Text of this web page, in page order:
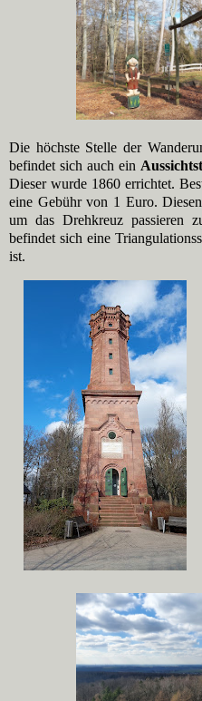
Die höchste Stelle der
befindet sich auch ein
Dieser wurde 1860 errichtet.
eine Gebühr von 1 Euro.
um das Drehkreuz passieren
befindet sich eine
ist.